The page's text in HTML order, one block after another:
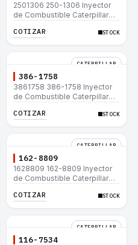
2501306 250-1306 Inyector
de Combustible Caterpillar®
3516C 854G 992G
COTIZAR STOCK
CATERPILLAR
386-1758
3861758 386-1758 Inyector
de Combustible Caterpillar®
3516C 854G 992G
COTIZAR STOCK
CATERPILLAR
162-8809
1628809 162-8809 Inyector
de Combustible Caterpillar®
3516C 854G 992G
COTIZAR STOCK
CATERPILLAR
116-7534